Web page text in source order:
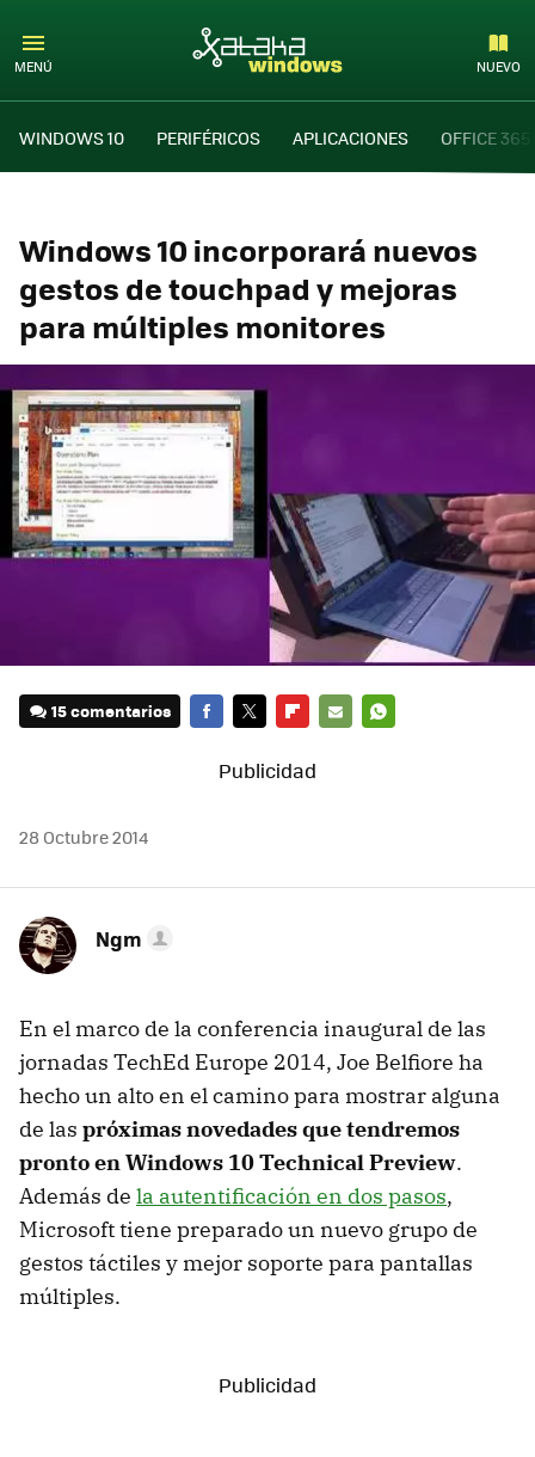
MENÚ NUEVO
WINDOWS 10 PERIFÉRICOS APLICACIONES OFFICE 365
Windows 10 incorporará nuevos
gestos de touchpad y mejoras
para múltiples monitores
15 comentarios
28 Octubre 2014
Ngm
En el marco de la conferencia inaugural de las
jornadas TechEd Europe 2014, Joe Belfiore ha
hecho un alto en el camino para mostrar alguna
de las próximas novedades que tendremos
pronto en Windows 10 Technical Preview.
Además de la autentificación en dos pasos,
Microsoft tiene preparado un nuevo grupo de
gestos táctiles y mejor soporte para pantallas
múltiples.